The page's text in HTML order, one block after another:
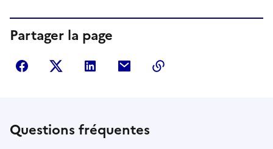
Partager la page
Partager sur Facebook
Partager sur Twitter
Partager sur LinkedIn
Partager par courriel
Questions fréquentes